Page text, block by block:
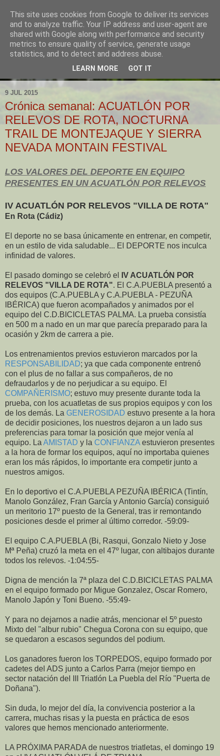
9 JUL 2015
Crónica semanal: ACUATLÓN POR
RELEVOS DE ROTA, NOCTURNA
TRAIL DE MONTEJAQUE Y SIERRA
NEVADA MONTAIN FESTIVAL
LOS VALORES DEL DEPORTE EN EQUIPO
PRESENTES EN UN ACUATLÓN POR RELEVOS
IV ACUATLÓN POR RELEVOS "VILLA DE ROTA"
En Rota (Cádiz)
El deporte no se basa únicamente en entrenar, en competir,
en un estilo de vida saludable... El DEPORTE nos inculca
infinidad de valores.
El pasado domingo se celebró el
IV ACUATLÓN POR
RELEVOS "VILLA DE ROTA". El C.A.PUEBLA presentó a
dos equipos (C.A.PUEBLA y C.A.PUEBLA - PEZUÑA
IBÉRICA) que fueron acompañados y animados por el
equipo del C.D.BICICLETAS PALMA. La prueba consistía
en 500 m a nado en un mar que parecía preparado para la
ocasión y 2km de carrera a pie.
Los entrenamientos previos estuvieron marcados por la
RESPONSABILIDAD; ya que cada componente entrenó
con el plus de no fallar a sus compañeros, de no
defraudarlos y de no perjudicar a su equipo. El
COMPAÑERISMO; estuvo muy presente durante toda la
prueba, con los acuatletas de sus propios equipos y con los
de los demás. La GENEROSIDAD estuvo presente a la hora
de decidir posiciones, los nuestros dejaron a un lado sus
preferencias para tomar la posición que mejor venía al
equipo. La AMISTAD y la CONFIANZA estuvieron presentes
a la hora de formar los equipos, aquí no importaba quienes
eran los más rápidos, lo importante era competir junto a
nuestros amigos.
En lo deportivo el C.A.PUEBLA PEZUÑA IBÉRICA (Tintín,
Manolo González, Fran García y Antonio García) consiguió
un meritorio 17º puesto de la General, tras ir remontando
posiciones desde el primer al último corredor. -59:09-
El equipo C.A.PUEBLA (Bi, Rasqui, Gonzalo Nieto y Jose
Mª Peña) cruzó la meta en el 47º lugar, con altibajos durante
todos los relevos. -1:04:55-
Digna de mención la 7ª plaza del C.D.BICICLETAS PALMA
en el equipo formado por Migue Gonzalez, Oscar Romero,
Manolo Japón y Toni Bueno. -55:49-
Y para no dejarnos a nadie atrás, mencionar el 5º puesto
Mixto del "albur rubio" Chegua Corona con su equipo, que
se quedaron a escasos segundos del podium.
Los ganadores fueron los TORPEDOS, equipo formado por
cadetes del ADS junto a Carlos Parra (mejor tiempo en
sector natación del III Triatlón La Puebla del Río "Puerta de
Doñana").
Sin duda, lo mejor del día, la convivencia posterior a la
carrera, muchas risas y la puesta en práctica de esos
valores que hemos mencionado anteriormente.
LA PRÓXIMA PARADA de nuestros triatletas, el domingo 19
This site uses cookies from Google to deliver its services
and to analyze traffic. Your IP address and user-agent are
shared with Google along with performance and security
metrics to ensure quality of service, generate usage
statistics, and to detect and address abuse.
LEARN MORE GOT IT